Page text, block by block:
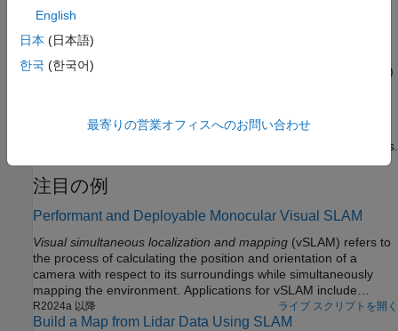
トピック
Choose the right simultaneous localization and mapping (SLAM)
Factor Graph for SLAM
Learn about factor graph and how it use it for SLAM applications.
注目の例
Performant and Deployable Monocular Visual SLAM
Visual simultaneous localization and mapping (vSLAM) refers to
the process of calculating the position and orientation of a
camera with respect to its surroundings while simultaneously
mapping the environment. Applications for vSLAM include
augmented reality, robotics, and autonomous driving. In this
example, the algorithm uses only visual inputs from the camera.
R2024a 以降 ライブ スクリプトを開く
Build a Map from Lidar Data Using SLAM
English
日本 (日本語)
한국 (한국어)
最寄りの営業オフィスへのお問い合わせ